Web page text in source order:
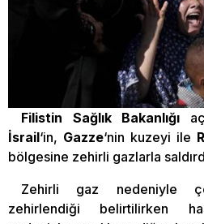
Filistin Sağlık Bakanlığı
İsrail‘in, Gazze‘nin kuzeyi ile
bölgesine zehirli gazlarla
Zehirli gaz nedeniyle
zehirlendiği belirtilirken